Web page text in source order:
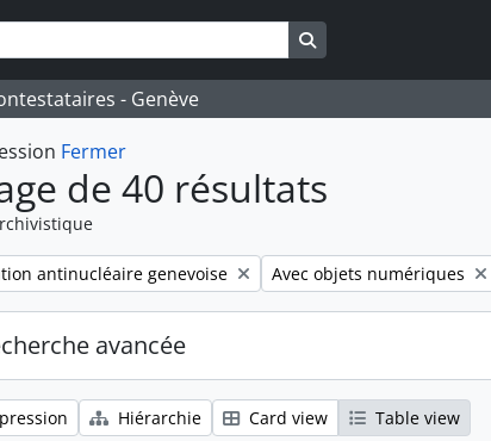
- Genève
Fermer
de 40 résultats
antinucléaire genevoise Remove filter:
Avec objets numériques
avancée
Hiérarchie Card view Table view